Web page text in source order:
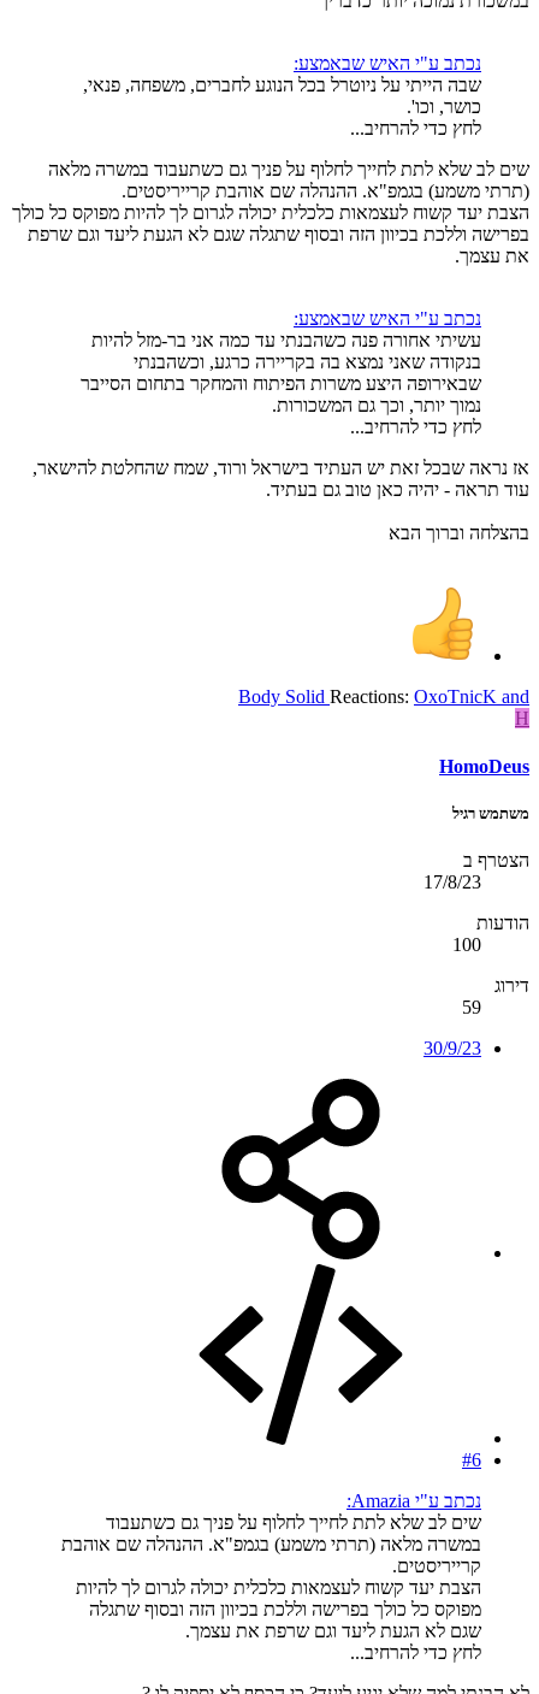
נכתב ע"י האיש שבאמצע:
שבה הייתי על ניוטרל בכל הנוגע לחברים, משפחה, פנאי,
כושר, וכו'.
לחץ כדי להרחיב...
שים לב שלא לתת לחייך לחלוף על פניך גם כשתעבוד במשרה מלאה
(תרתי משמע) בגמפ"א. ההנהלה שם אוהבת קרייריסטים.
הצבת יעד קשוח לעצמאות כלכלית יכולה לגרום לך להיות מפוקס כל כולך
בפרישה וללכת בכיוון הזה ובסוף שתגלה שגם לא הגעת ליעד וגם שרפת
את עצמך.
נכתב ע"י האיש שבאמצע:
עשיתי אחורה פנה כשהבנתי עד כמה אני בר-מזל להיות
בנקודה שאני נמצא בה בקריירה כרגע, וכשהבנתי
שבאירופה היצע משרות הפיתוח והמחקר בתחום הסייבר
נמוך יותר, וכך גם המשכורות.
לחץ כדי להרחיב...
אז נראה שבכל זאת יש העתיד בישראל ורוד, שמח שהחלטת להישאר,
עוד תראה - יהיה כאן טוב גם בעתיד.
בהצלחה וברוך הבא
Reactions: OxoTnicK and
Body Solid
H
HomoDeus
משתמש רגיל
הצטרף ב
17/8/23
הודעות
100
דירוג
59
30/9/23
#6
נכתב ע"י Amazia:
שים לב שלא לתת לחייך לחלוף על פניך גם כשתעבוד
במשרה מלאה (תרתי משמע) בגמפ"א. ההנהלה שם אוהבת
קרייריסטים.
הצבת יעד קשוח לעצמאות כלכלית יכולה לגרום לך להיות
מפוקס כל כולך בפרישה וללכת בכיוון הזה ובסוף שתגלה
שגם לא הגעת ליעד וגם שרפת את עצמך.
לחץ כדי להרחיב...